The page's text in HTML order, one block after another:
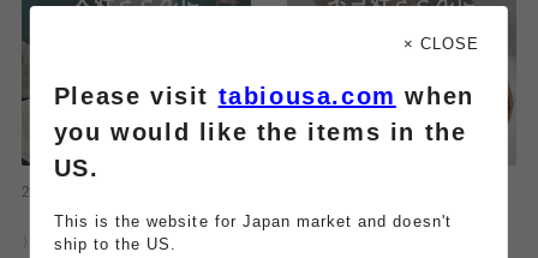
2026.08.06
〈 メイワン店｜今日のおすすめ
〉
〈 メイワン店｜今日のおすすめ
× CLOSE
Please visit tabiousa.com when
you would like the items in the
US.
This is the website for Japan market and doesn't
ship to the US.